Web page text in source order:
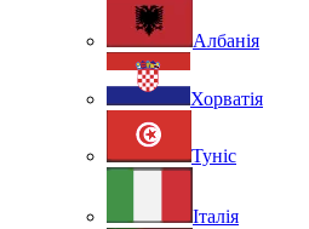
Албанія
Хорватія
Туніс
Італія